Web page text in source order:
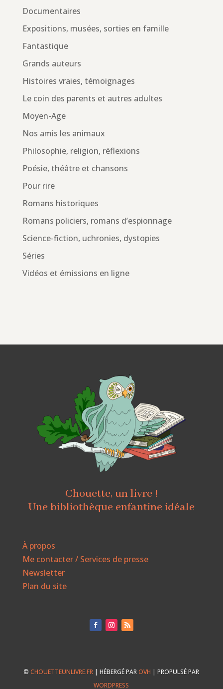
Documentaires
Expositions, musées, sorties en famille
Fantastique
Grands auteurs
Histoires vraies, témoignages
Le coin des parents et autres adultes
Moyen-Age
Nos amis les animaux
Philosophie, religion, réflexions
Poésie, théâtre et chansons
Pour rire
Romans historiques
Romans policiers, romans d’espionnage
Science-fiction, uchronies, dystopies
Séries
Vidéos et émissions en ligne
Chouette, un livre !
Une bibliothèque enfantine idéale
À propos
Me contacter / Services de presse
Newsletter
Plan du site
©CHOUETTEUNLIVRE.FR | HÉBERGÉ PAROVH | PROPULSÉ PAR
WORDPRESS